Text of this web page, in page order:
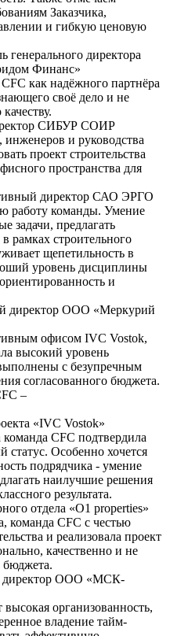
Заказчика,
и гибкую ценовую
генерального директора
Финанс»
как надёжного партнёра
своё дело и не
СИБУР СОИР
и руководства
проект строительства
пространства для
директор САО ЭРГО
работу команды. Умение
задачи, предлагать
рамках строительного
щепетильность в
уровень дисциплины
и
директор ООО «Меркурий
офисом IVC Vostok,
высокий уровень
с безупречным
согласованного бюджета.
–
«IVC Vostok»
CFC подтвердила
Особенно хочется
подрядчика - умение
наилучшие решения
результата.
отдела «О1 properties»
команда CFC с честью
и реализовала проект
качественно и не
бюджета.
директор ООО «МСК-
организованность,
владение тайм-